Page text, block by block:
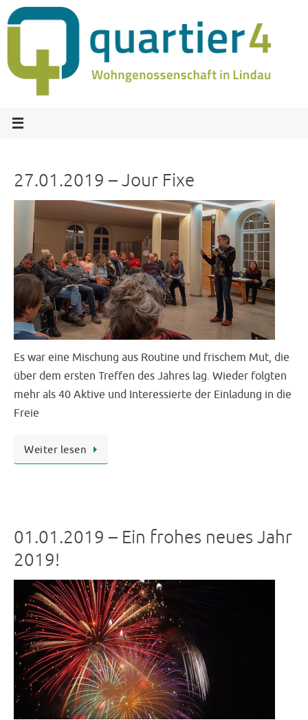
Zum
Inhalt
springen
27.01.2019 – Jour Fixe
Es war eine Mischung aus Routine und frischem Mut, die
über dem ersten Treffen des Jahres lag. Wieder folgten
mehr als 40 Aktive und Interessierte der Einladung in die
Freie
Weiter lesen
01.01.2019 – Ein frohes neues Jahr
2019!